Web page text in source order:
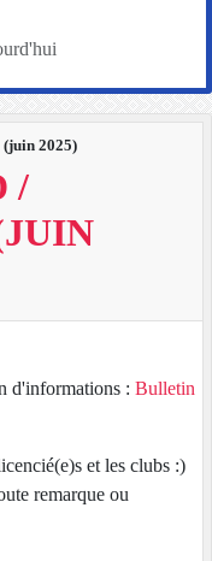
(juin 2025)
/
d'informations : Bulletin
et les clubs :)
remarque ou